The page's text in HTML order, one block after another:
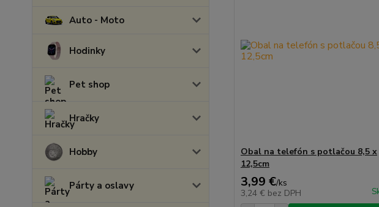
Auto - Moto
Hodinky
Pet shop
Hračky
Hobby
Párty a oslavy
Obal na telefón s potlačou 8,5 x
12,5cm
3,99 €/ks
3,24 € bez DPH